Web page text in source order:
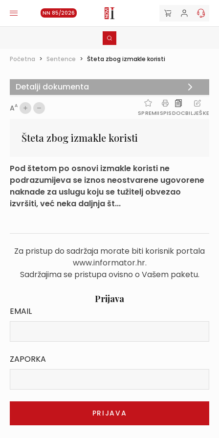
NN 85/2026
Početna > Sentence > Šteta zbog izmakle koristi
AA
SPREMIISPISDOCBILJEŠKE
Šteta zbog izmakle koristi
Pod štetom po osnovi izmakle koristi ne
podrazumijeva se iznos neostvarene ugovorene
naknade za uslugu koju se tužitelj obvezao
izvršiti, već neka daljnja št...
Za pristup do sadržaja morate biti korisnik portala
www.informator.hr.
Sadržajima se pristupa ovisno o Vašem paketu.
Prijava
EMAIL
ZAPORKA
Detalji dokumenta